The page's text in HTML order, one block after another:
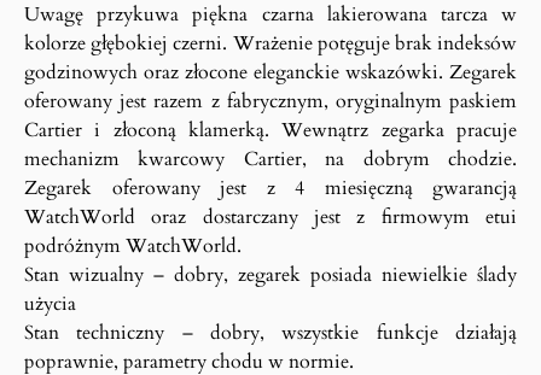
Uwagę przykuwa piękna czarna lakierowana tarcza w
kolorze głębokiej czerni. Wrażenie potęguje brak indeksów
godzinowych oraz złocone eleganckie wskazówki. Zegarek
oferowany jest razem z fabrycznym, oryginalnym paskiem
Cartier i złoconą klamerką. Wewnątrz zegarka pracuje
mechanizm kwarcowy Cartier, na dobrym chodzie.
Zegarek oferowany jest z 4 miesięczną gwarancją
WatchWorld oraz dostarczany jest z firmowym etui
podróżnym WatchWorld.
Stan wizualny – dobry, zegarek posiada niewielkie ślady
użycia
Stan techniczny – dobry, wszystkie funkcje działają
poprawnie, parametry chodu w normie.